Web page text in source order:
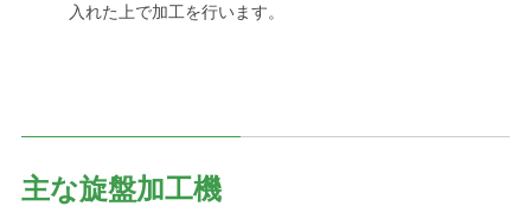
入れた上で加工を行います。
主な旋盤加工機